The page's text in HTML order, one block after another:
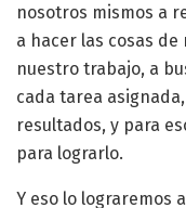
nosotros mismos a
a hacer las cosas
nuestro trabajo, a
cada tarea
resultados, y para
para lograrlo.
Y eso lo lograremos